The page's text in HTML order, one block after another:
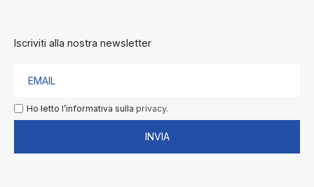
Iscriviti alla nostra newsletter
Ho letto l’informativa sulla privacy.
INVIA